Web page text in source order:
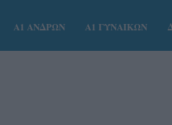
Α1 ΑΝΔΡΩΝ Α1 ΓΥΝΑΙΚΩΝ